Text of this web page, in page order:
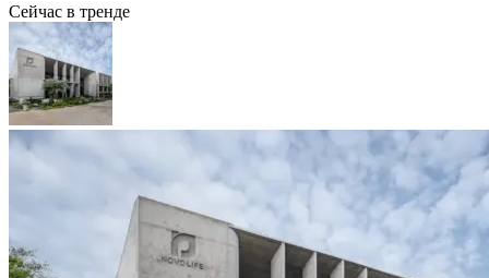
Сейчас в тренде